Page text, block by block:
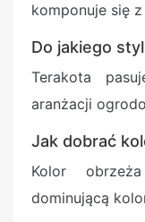
komponuje się
Do jakiego
Terakota
aranżacji
Jak dobrać
Kolor
dominującą